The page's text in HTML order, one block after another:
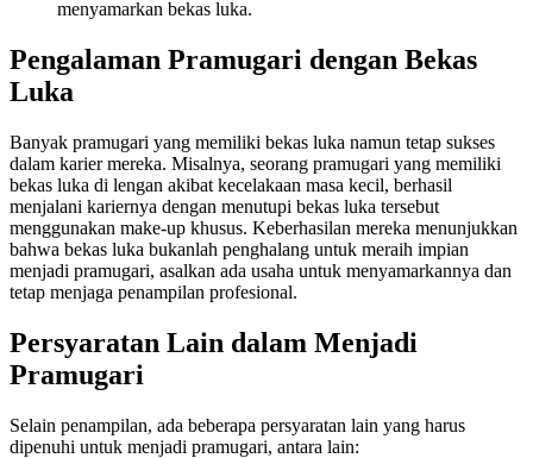
menyamarkan bekas luka.
Pengalaman Pramugari dengan Bekas
Luka
Banyak pramugari yang memiliki bekas luka namun tetap sukses
dalam karier mereka. Misalnya, seorang pramugari yang memiliki
bekas luka di lengan akibat kecelakaan masa kecil, berhasil
menjalani kariernya dengan menutupi bekas luka tersebut
menggunakan make-up khusus. Keberhasilan mereka menunjukkan
bahwa bekas luka bukanlah penghalang untuk meraih impian
menjadi pramugari, asalkan ada usaha untuk menyamarkannya dan
tetap menjaga penampilan profesional.
Persyaratan Lain dalam Menjadi
Pramugari
Selain penampilan, ada beberapa persyaratan lain yang harus
dipenuhi untuk menjadi pramugari, antara lain: